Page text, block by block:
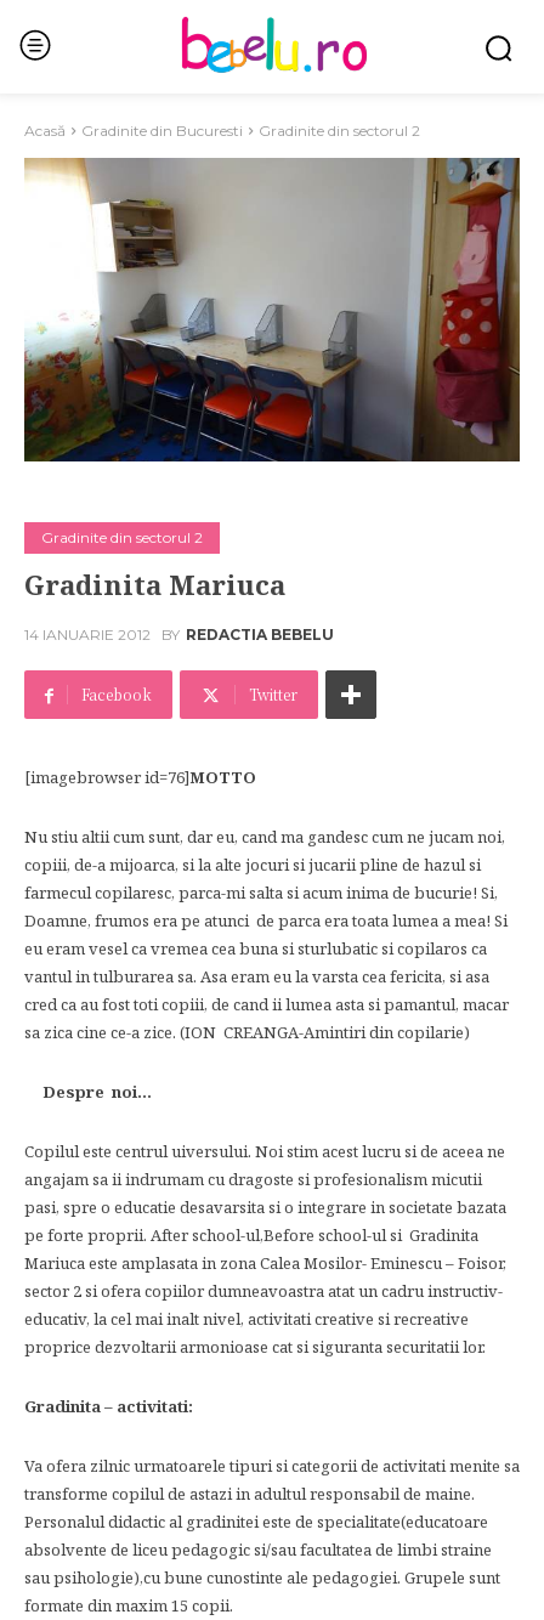
Acasă Gradinite din Bucuresti Gradinite din sectorul 2
Gradinite din sectorul 2
Gradinita Mariuca
14 IANUARIE 2012 BY REDACTIA BEBELU
Facebook Twitter
[imagebrowser id=76]MOTTO
Nu stiu altii cum sunt, dar eu, cand ma gandesc cum ne jucam noi,
copiii, de-a mijoarca, si la alte jocuri si jucarii pline de hazul si
farmecul copilaresc, parca-mi salta si acum inima de bucurie! Si,
Doamne, frumos era pe atunci de parca era toata lumea a mea! Si
eu eram vesel ca vremea cea buna si sturlubatic si copilaros ca
vantul in tulburarea sa. Asa eram eu la varsta cea fericita, si asa
cred ca au fost toti copiii, de cand ii lumea asta si pamantul, macar
sa zica cine ce-a zice. (ION CREANGA-Amintiri din copilarie)
Despre noi…
Copilul este centrul uiversului. Noi stim acest lucru si de aceea ne
angajam sa ii indrumam cu dragoste si profesionalism micutii
pasi, spre o educatie desavarsita si o integrare in societate bazata
pe forte proprii. After school-ul,Before school-ul si Gradinita
Mariuca este amplasata in zona Calea Mosilor- Eminescu – Foisor,
sector 2 si ofera copiilor dumneavoastra atat un cadru instructiv-
educativ, la cel mai inalt nivel, activitati creative si recreative
proprice dezvoltarii armonioase cat si siguranta securitatii lor.
Gradinita – activitati:
Va ofera zilnic urmatoarele tipuri si categorii de activitati menite sa
transforme copilul de astazi in adultul responsabil de maine.
Personalul didactic al gradinitei este de specialitate(educatoare
absolvente de liceu pedagogic si/sau facultatea de limbi straine
sau psihologie),cu bune cunostinte ale pedagogiei. Grupele sunt
formate din maxim 15 copii.